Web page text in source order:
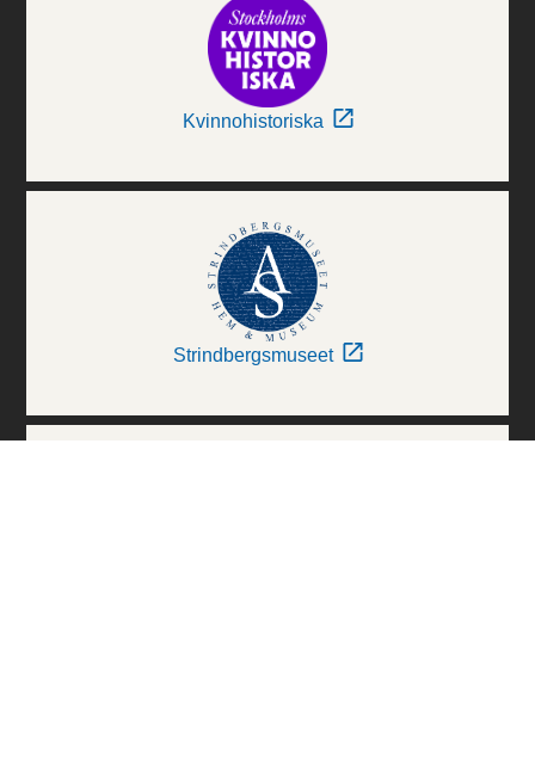
Kvinnohistoriska
Strindbergsmuseet